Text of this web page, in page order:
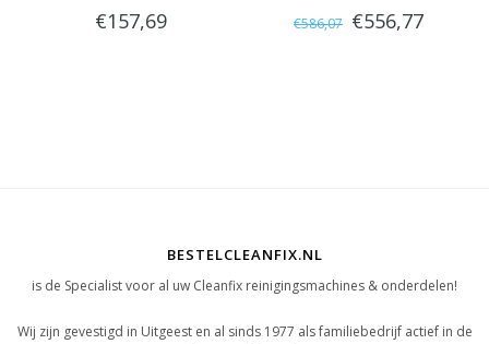
€157,69 €586,07 €556,77
BESTELCLEANFIX.NL
is de Specialist voor al uw Cleanfix reinigingsmachines & onderdelen!
Wij zijn gevestigd in Uitgeest en al sinds 1977 als familiebedrijf actief in de